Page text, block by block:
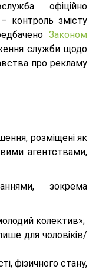
офіційно
контроль змісту
Законом
служби щодо
про рекламу
розміщені як
агентствами,
зокрема
колектив»;
для чоловіків/
фізичного стану,